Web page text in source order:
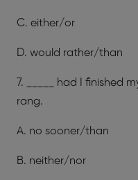
C. either/or
D. would rather/than
7. _____ had I finished
rang.
A. no sooner/than
B. neither/nor